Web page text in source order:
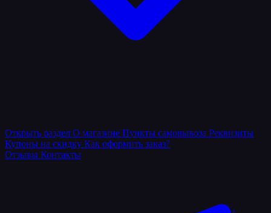
Открыть раздел О магазине Пункты самовывоза Реквизиты
Купоны на скидку Как оформить заказ?
Отзывы Контакты